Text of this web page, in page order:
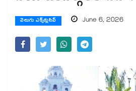
వెలుగు ఎక్స్‌క్లుసివ్ June 6, 2026